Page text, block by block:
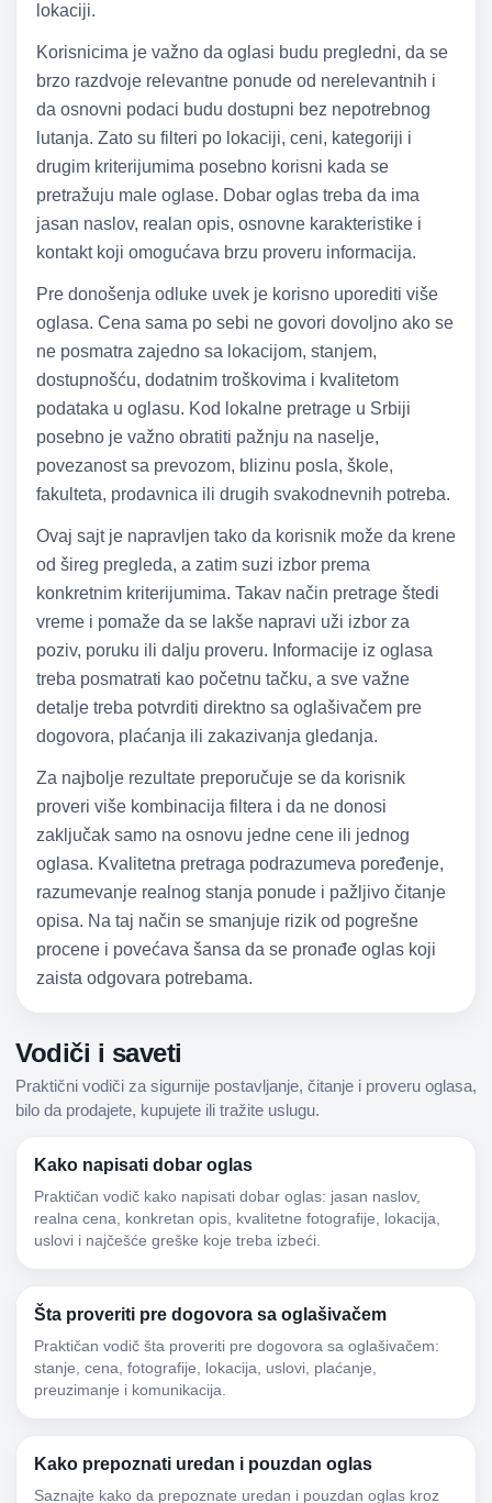
lokaciji.
Korisnicima je važno da oglasi budu pregledni, da se
brzo razdvoje relevantne ponude od nerelevantnih i
da osnovni podaci budu dostupni bez nepotrebnog
lutanja. Zato su filteri po lokaciji, ceni, kategoriji i
drugim kriterijumima posebno korisni kada se
pretražuju male oglase. Dobar oglas treba da ima
jasan naslov, realan opis, osnovne karakteristike i
kontakt koji omogućava brzu proveru informacija.
Pre donošenja odluke uvek je korisno uporediti više
oglasa. Cena sama po sebi ne govori dovoljno ako se
ne posmatra zajedno sa lokacijom, stanjem,
dostupnošću, dodatnim troškovima i kvalitetom
podataka u oglasu. Kod lokalne pretrage u Srbiji
posebno je važno obratiti pažnju na naselje,
povezanost sa prevozom, blizinu posla, škole,
fakulteta, prodavnica ili drugih svakodnevnih potreba.
Ovaj sajt je napravljen tako da korisnik može da krene
od šireg pregleda, a zatim suzi izbor prema
konkretnim kriterijumima. Takav način pretrage štedi
vreme i pomaže da se lakše napravi uži izbor za
poziv, poruku ili dalju proveru. Informacije iz oglasa
treba posmatrati kao početnu tačku, a sve važne
detalje treba potvrditi direktno sa oglašivačem pre
dogovora, plaćanja ili zakazivanja gledanja.
Za najbolje rezultate preporučuje se da korisnik
proveri više kombinacija filtera i da ne donosi
zaključak samo na osnovu jedne cene ili jednog
oglasa. Kvalitetna pretraga podrazumeva poređenje,
razumevanje realnog stanja ponude i pažljivo čitanje
opisa. Na taj način se smanjuje rizik od pogrešne
procene i povećava šansa da se pronađe oglas koji
zaista odgovara potrebama.
Vodiči i saveti
Praktični vodiči za sigurnije postavljanje, čitanje i proveru oglasa,
bilo da prodajete, kupujete ili tražite uslugu.
Kako napisati dobar oglas
Praktičan vodič kako napisati dobar oglas: jasan naslov,
realna cena, konkretan opis, kvalitetne fotografije, lokacija,
uslovi i najčešće greške koje treba izbeći.
Šta proveriti pre dogovora sa oglašivačem
Praktičan vodič šta proveriti pre dogovora sa oglašivačem:
stanje, cena, fotografije, lokacija, uslovi, plaćanje,
preuzimanje i komunikacija.
Kako prepoznati uredan i pouzdan oglas
Saznajte kako da prepoznate uredan i pouzdan oglas kroz